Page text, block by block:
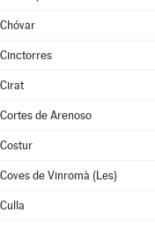
Chóvar
Cinctorres
Cirat
Cortes de Arenoso
Costur
Coves de Vinromà (Les)
Culla